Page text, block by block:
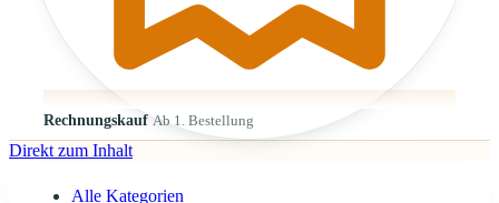
Rechnungskauf Ab 1. Bestellung
Direkt zum Inhalt
Alle Kategorien